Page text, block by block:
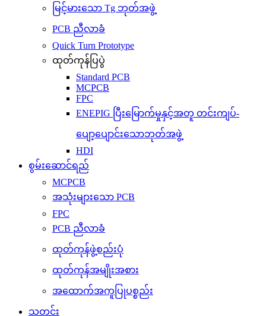
မြင့်မားသော Tg ဘုတ်အဖွဲ့
PCB ညီလာခံ
Quick Turn Prototype
ထုတ်ကုန်ပြပွဲ
Standard PCB
MCPCB
FPC
ENEPIG ပြီးမြောက်မှုနှင့်အတူ တင်းကျပ်-
ပျော့ပျောင်းသောဘုတ်အဖွဲ့
HDI
စွမ်းဆောင်ရည်
MCPCB
အသုံးများသော PCB
FPC
PCB ညီလာခံ
ထုတ်ကုန်ဖွဲ့စည်းပုံ
ထုတ်ကုန်အမျိုးအစား
အထောက်အကူပြုပစ္စည်း
သတင်း